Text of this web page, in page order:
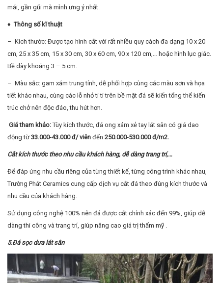
mái, gần gũi mà mình ưng ý nhất.
♦ Thông số kĩ thuật
– Kích thước: Được tạo hình cắt với rất nhiều quy cách đa dạng 10 x 20
cm, 25 x 35 cm, 15 x 30 cm, 30 x 60 cm, 90 x 120 cm,… hoặc hình lục giác.
Bề dày khoảng 3 – 5 cm.
– Màu sắc: gam xám trung tính, dễ phối hợp cùng các màu sơn và họa
tiết khác nhau, cùng các lỗ nhỏ ti ti trên bề mặt đá sẽ kiến tổng thể kiến
trúc chở nên độc đáo, thu hút hơn.
Giá tham khảo:Tùy kích thước, đá ong xám xẻ tay lát sân có giá dao
động từ 33.000-43.000 đ/ viên đến 250.000-530.000 đ/m2.
Cắt kích thước theo nhu cầu khách hàng, dễ dàng trang trí,…
Để đáp ứng nhu cầu riêng của từng thiết kế, từng công trình khác nhau,
Trường Phát Ceramics cung cấp dịch vụ cắt đá theo đúng kích thước và
nhu cầu của khách hàng.
Sử dụng công nghệ 100% nên đá được cắt chính xác đến 99%, giúp dễ
dàng thi công và trang trí, giúp nâng cao giá trị thẩm mỹ .
5.Đá sọc dưa lát sân